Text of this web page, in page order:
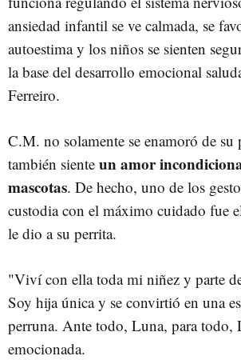
ansiedad infantil se ve calmada, se
autoestima y los niños se sienten
la base del desarrollo emocional
Ferreiro.
C.M. no solamente se enamoró de su
también siente un amor
mascotas. De hecho, uno de los
custodia con el máximo cuidado fue
le dio a su perrita.
"Viví con ella toda mi niñez y parte
Soy hija única y se convirtió en una
perruna. Ante todo, Luna, para todo,
emocionada.